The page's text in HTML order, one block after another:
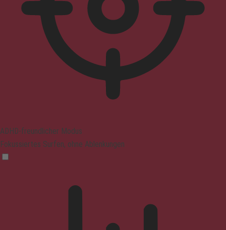
ADHD-freundlicher Modus
Fokussiertes Surfen, ohne Ablenkungen